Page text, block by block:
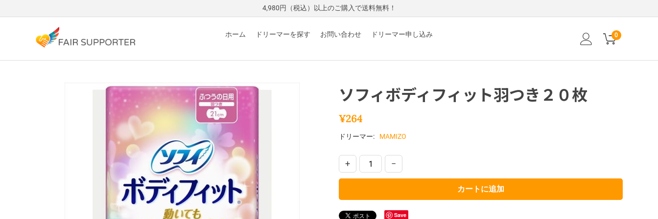
4,980円（税込）以上のご購入で送料無料！
ホーム ドリーマーを探す お問い合わせ ドリーマー申し込み 0
ソフィボディフィット羽つき２０枚
¥264
ドリーマー: MAMIZO
+ −
カートに追加
Save